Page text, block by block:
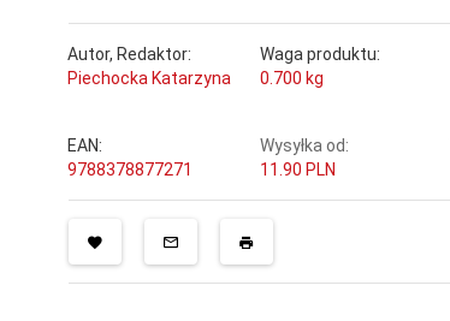
Autor, Redaktor:
Piechocka Katarzyna
Waga produktu:
0.700 kg
EAN:
9788378877271
Wysyłka od:
11.90 PLN